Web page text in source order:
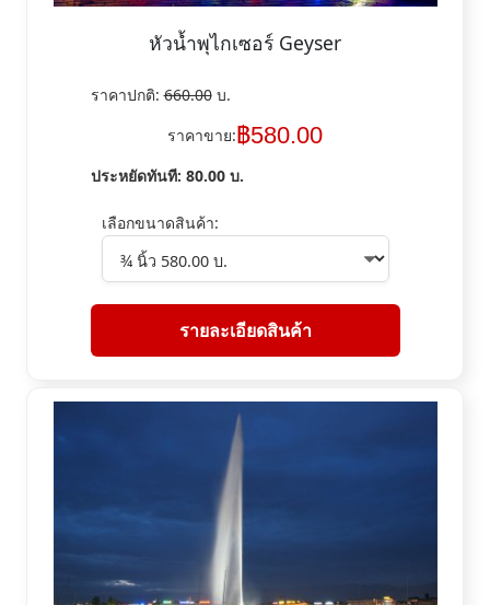
หัวน้ำพุไกเซอร์ Geyser
ราคาปกติ:660.00บ.
ราคาขาย:฿580.00
ประหยัดทันที: 80.00บ.
เลือกขนาดสินค้า:
รายละเอียดสินค้า